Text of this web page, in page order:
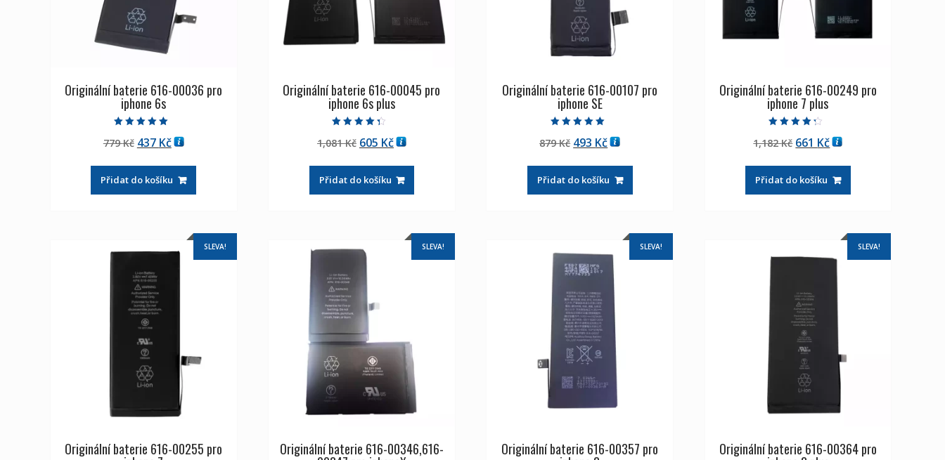
Originální baterie 616-00036 pro
iphone 6s
5.00
z 5
779Kč Původní
byla:
779 Kč
437 KčAktuální
je:
437 Kč
Přidat do košíku
Originální baterie 616-00045 pro
iphone 6s plus
4.00
z 5
1,081Kč Původní
byla:
1,081 Kč
605 KčAktuální
je:
605 Kč
Přidat do košíku
Originální baterie 616-00107 pro
iphone SE
5.00
z 5
879Kč Původní
byla:
879 Kč
493 KčAktuální
je:
493 Kč
Přidat do košíku
Originální baterie 616-00249 pro
iphone 7 plus
4.00
z 5
1,182Kč Původní
byla:
1,182 Kč
661 KčAktuální
je:
661 Kč
Přidat do košíku
SLEVA!
Originální baterie 616-00255 pro
SLEVA!
Originální baterie 616-00346,616-
SLEVA!
Originální baterie 616-00357 pro
SLEVA!
Originální baterie 616-00364 pro